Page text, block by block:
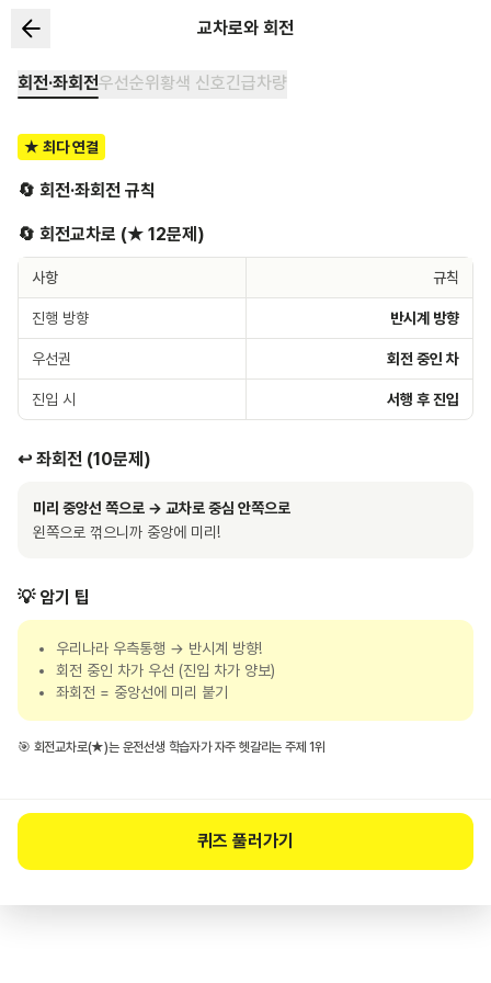
교차로와 회전
회전·좌회전우선순위 황색 신호긴급차량
★ 최다 연결
🔄 회전·좌회전 규칙
🔄 회전교차로 (★ 12문제)
사항 규칙
진행 방향 반시계 방향
우선권 회전 중인 차
진입 시 서행 후 진입
↩️ 좌회전 (10문제)
미리 중앙선 쪽으로 → 교차로 중심 안쪽으로
왼쪽으로 꺾으니까 중앙에 미리!
💡 암기 팁
우리나라 우측통행 → 반시계 방향!
회전 중인 차가 우선 (진입 차가 양보)
좌회전 = 중앙선에 미리 붙기
🎯 회전교차로(★)는 운전선생 학습자가 자주 헷갈리는 주제 1위
퀴즈 풀러가기